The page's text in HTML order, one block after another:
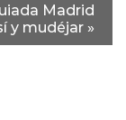
Madrid
y mudéjar »